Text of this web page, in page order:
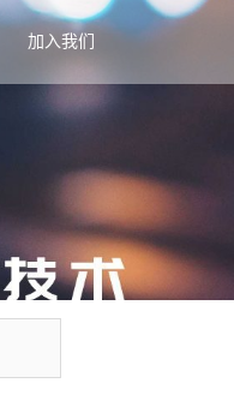
加入我们